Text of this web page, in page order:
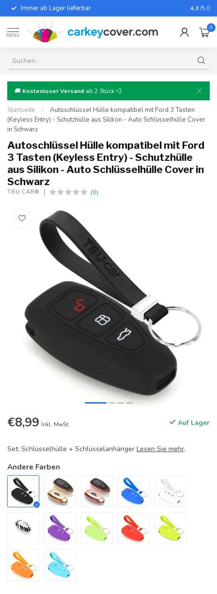
Immer ab Lager lieferbar Für fast
4.3 /5.0
MENU
0
🚚 Kostenloser Versand ab 2 Stück 💨
Startseite /
Autoschlüssel Hülle kompatibel mit Ford 3 Tasten
(Keyless Entry) - Schutzhülle aus Silikon - Auto Schlüsselhülle Cover
in Schwarz
Autoschlüssel Hülle kompatibel mit Ford
3 Tasten (Keyless Entry) - Schutzhülle
aus Silikon - Auto Schlüsselhülle Cover in
Schwarz
TBU CAR® (0)
€8,99 Inkl. MwSt. Auf Lager
Set: Schlüsselhülle + Schlüsselanhänger Lesen Sie mehr.
Andere Farben